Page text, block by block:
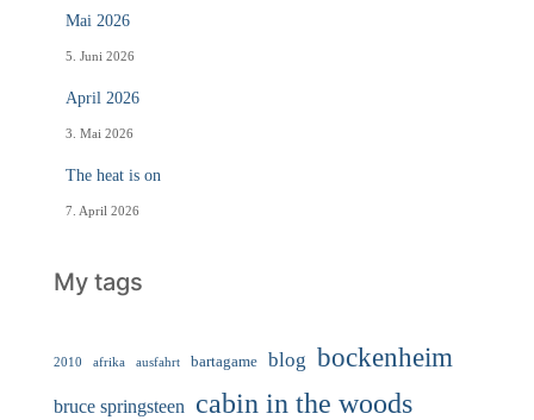
Mai 2026
5. Juni 2026
April 2026
3. Mai 2026
The heat is on
7. April 2026
My tags
2010 afrika ausfahrt bartagame blog bockenheim
bruce springsteen
cabin in the woods